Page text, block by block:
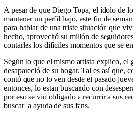
A pesar de que Diego Topa, el ídolo de
mantener un perfil bajo, este fin de
para hablar de una triste situación que
hecho, aprovechó su millón de
contarles los difíciles momentos que se
Según lo que el mismo artista explicó, el
desapareció de su hogar. Tal es así que,
contó que no lo ven desde el pasado
entonces, lo están buscando con
por eso se vio obligado a recurrir a sus
buscar la ayuda de sus fans.